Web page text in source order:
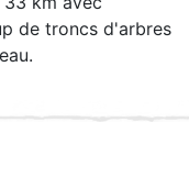
de troncs d'arbres